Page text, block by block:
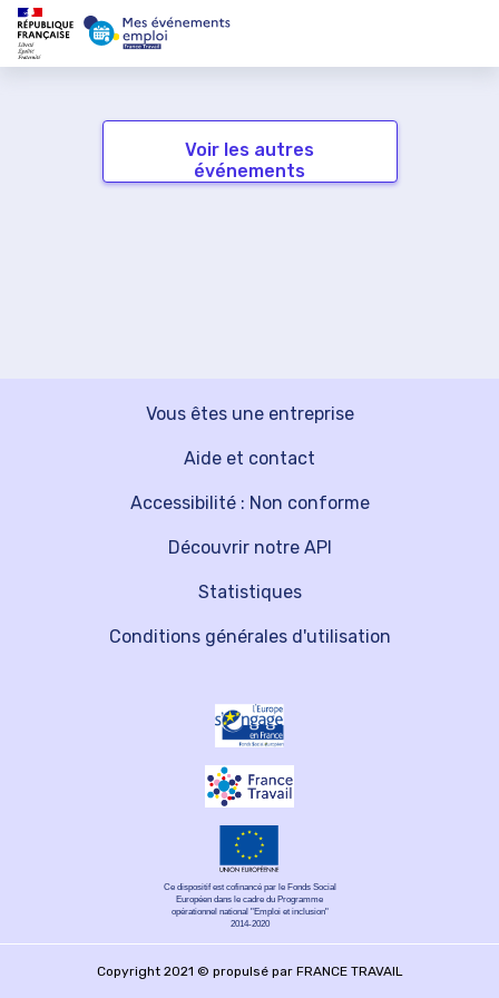
Voir les autres
événements
Vous êtes une entreprise
Découvrir notre API
Aide et contact
Statistiques
Accessibilité : Non conforme
Conditions générales d'utilisation
Ce dispositif est cofinancé par le Fonds Social
Européen dans le cadre du Programme
opérationnel national "Emploi et inclusion"
2014-2020
Copyright 2021 © propulsé par FRANCE TRAVAIL